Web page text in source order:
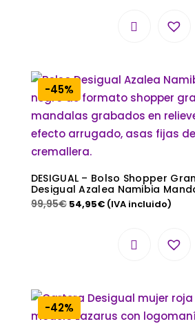
-45%
DESIGUAL – Bolso Shopper
Desigual Azalea Namibia
(21WAXP97)
99,95€ 54,95€ (IVA incluido)
-42%